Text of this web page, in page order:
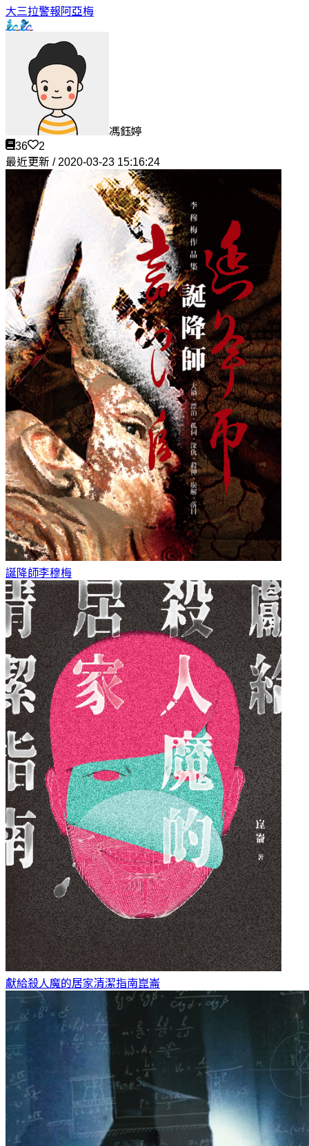
大三拉警報阿亞梅
🧞‍♂️🧞‍♀️
馮鈺婷
36
2
最近更新 / 2020-03-23 15:16:24
誕降師李穆梅
獻給殺人魔的居家清潔指南崑崙